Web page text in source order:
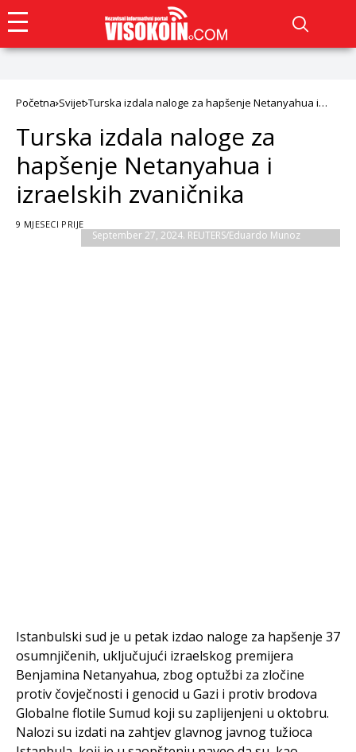
Početna Svijet Turska izdala naloge za hapšenje Netanyahua i
Turska izdala naloge za
hapšenje Netanyahua i
izraelskih zvaničnika
9 MJESECI PRIJE
Israel's Prime Minister Benjamin Netanyahu
addresses the 79th United Nations General
September 27, 2024. REUTERS/Eduardo Munoz
Istanbulski sud je u petak izdao naloge za hapšenje 37
osumnjičenih, uključujući izraelskog premijera
Benjamina Netanyahua, zbog optužbi za zločine
protiv čovječnosti i genocid u Gazi i protiv brodova
Globalne flotile Sumud koji su zaplijenjeni u oktobru.
Nalozi su izdati na zahtjev glavnog javnog tužioca